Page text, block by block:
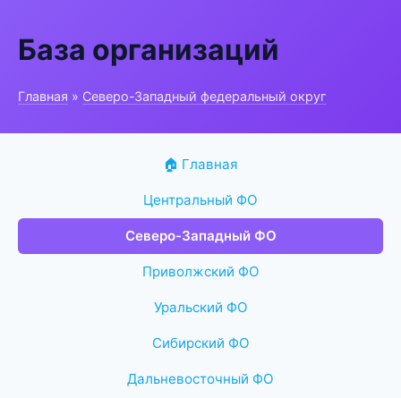
База организаций
Главная » Северо-Западный федеральный округ
🏠 Главная
Центральный ФО
Северо-Западный ФО
Приволжский ФО
Уральский ФО
Сибирский ФО
Дальневосточный ФО